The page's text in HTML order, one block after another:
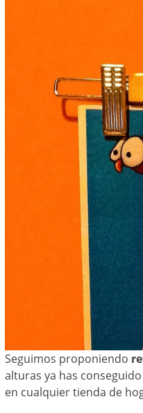
Seguimos proponiendo
alturas ya has
en cualquier tienda de